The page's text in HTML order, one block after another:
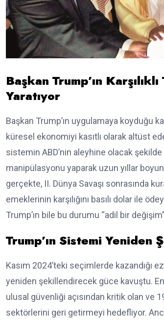
Başkan Trump’ın
Yaratıyor
Başkan Trump’ın uygulamaya koyduğu
küresel ekonomiyi kasıtlı olarak altüst
sistemin ABD’nin aleyhine olacak şekilde
manipülasyonu yaparak uzun yıllar
gerçekte, II. Dünya Savaşı sonrasında
emeklerinin karşılığını basılı dolar ile
Trump’ın bile bu durumu “adil bir
Trump’ın Sistemi Yeniden
Kasım 2024’teki seçimlerde kazandığı
yeniden şekillendirecek güce kavuştu.
ulusal güvenliği açısından kritik olan ve
sektörlerini geri getirmeyi hedefliyor.